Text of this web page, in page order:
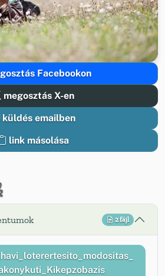
Facebookon
megosztás X-en
küldés emailben
link másolása
2 fájl